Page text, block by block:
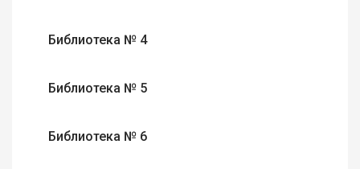
Библиотека № 4
Библиотека № 5
Библиотека № 6